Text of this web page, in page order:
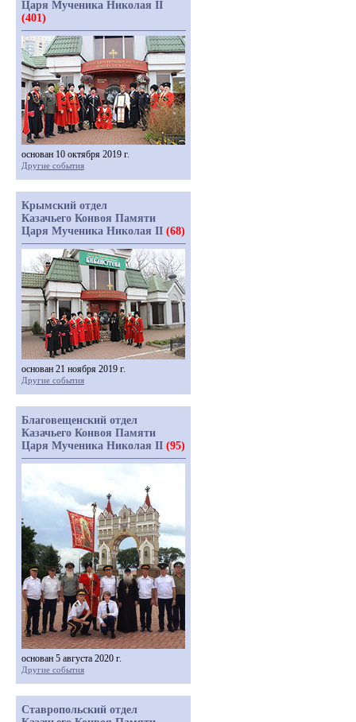
Царя Мученика Николая II
(401)
основан 10 октября 2019 г.
Другие события
Крымский отдел
Казачьего Конвоя Памяти
Царя Мученика Николая II (68)
основан 21 ноября 2019 г.
Другие события
Благовещенский отдел
Казачьего Конвоя Памяти
Царя Мученика Николая II (95)
основан 5 августа 2020 г.
Другие события
Ставропольский отдел